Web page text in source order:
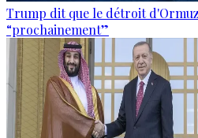
Trump dit que le détroit
“prochainement”